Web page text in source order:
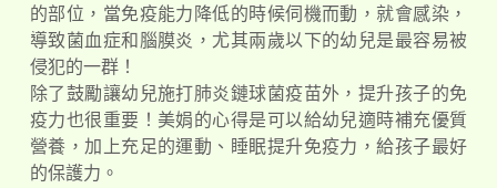
的部位，當免疫能力降低的時候伺機而動，就會感染，
導致菌血症和腦膜炎，尤其兩歲以下的幼兒是最容易被
侵犯的一群！
除了鼓勵讓幼兒施打肺炎鏈球菌疫苗外，提升孩子的免
疫力也很重要！美娟的心得是可以給幼兒適時補充優質
營養，加上充足的運動、睡眠提升免疫力，給孩子最好
的保護力。